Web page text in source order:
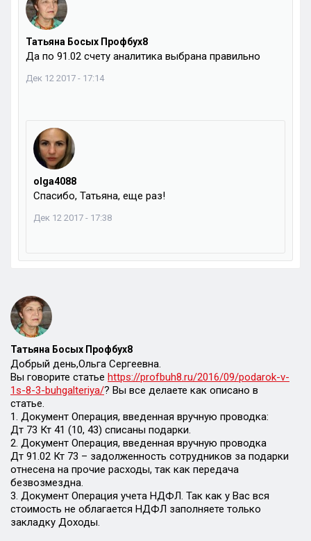
Татьяна Босых Профбух8
Да по 91.02 счету аналитика выбрана правильно
Дек 12 2017 - 17:14
olga4088
Спасибо, Татьяна, еще раз!
Дек 12 2017 - 17:38
Татьяна Босых Профбух8
Добрый день,Ольга Сергеевна.
Вы говорите статье https://profbuh8.ru/2016/09/podarok-v-
1s-8-3-buhgalteriya/? Вы все делаете как описано в
статье.
1. Документ Операция, введенная вручную проводка:
Дт 73 Кт 41 (10, 43) списаны подарки.
2. Документ Операция, введенная вручную проводка
Дт 91.02 Кт 73 – задолженность сотрудников за подарки
отнесена на прочие расходы, так как передача
безвозмездна.
3. Документ Операция учета НДФЛ. Так как у Вас вся
стоимость не облагается НДФЛ заполняете только
закладку Доходы.